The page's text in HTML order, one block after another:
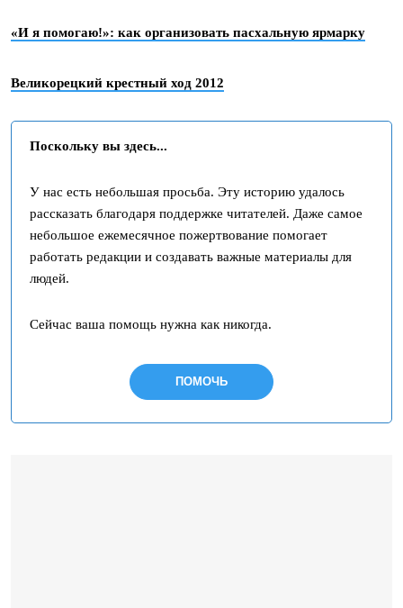
«И я помогаю!»: как организовать пасхальную ярмарку
Великорецкий крестный ход 2012
Поскольку вы здесь...
У нас есть небольшая просьба. Эту историю удалось
рассказать благодаря поддержке читателей. Даже самое
небольшое ежемесячное пожертвование помогает
работать редакции и создавать важные материалы для
людей.
Сейчас ваша помощь нужна как никогда.
ПОМОЧЬ